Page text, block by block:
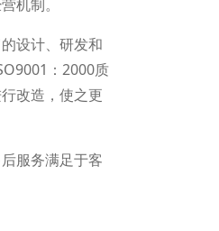
机制。
设计、研发和
：2000质
改造，使之更
服务满足于客